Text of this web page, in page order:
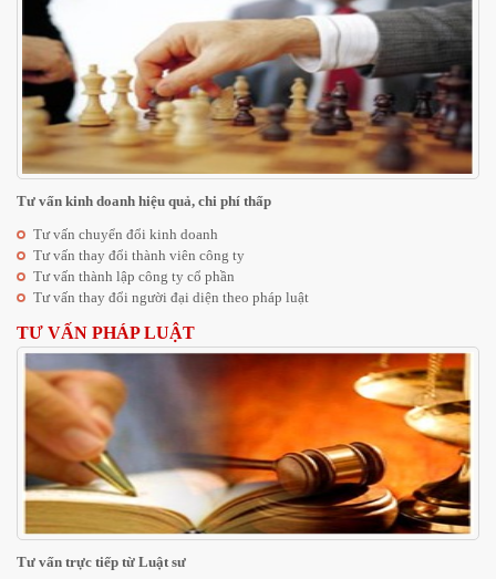
Tư vấn kinh doanh hiệu quả, chi phí thấp
Tư vấn chuyển đổi kinh doanh
Tư vấn thay đổi thành viên công ty
Tư vấn thành lập công ty cổ phần
Tư vấn thay đổi người đại diện theo pháp luật
TƯ VẤN PHÁP LUẬT
Tư vấn trực tiếp từ Luật sư